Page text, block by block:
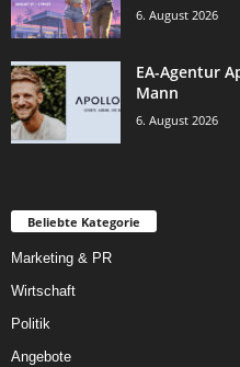
6. August 2026
EA-Agentur
Mann
6. August 2026
Beliebte Kategorie
Marketing & PR
Wirtschaft
Politik
Angebote